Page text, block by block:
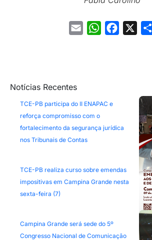
Email WhatsAppFacebook
Notícias Recentes
TCE-PB participa do II ENAPAC e
reforça compromisso com o
fortalecimento da segurança jurídica
nos Tribunais de Contas
TCE-PB realiza curso sobre emendas
impositivas em Campina Grande nesta
sexta-feira (7)
Campina Grande será sede do 5º
Congresso Nacional de Comunicação